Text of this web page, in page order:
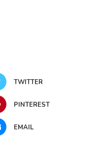
TWITTER
PINTEREST
EMAIL